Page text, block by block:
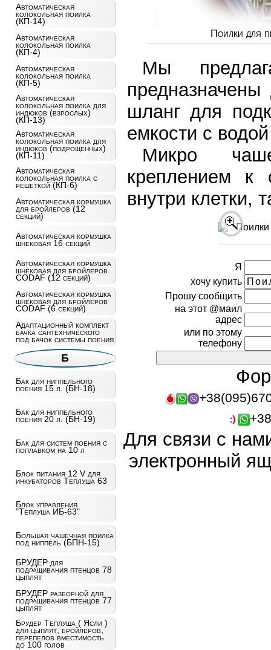
Автоматическая
колокольная поилка
(КП-14)
Автоматическая
колокольная поилка
(КП-4)
Автоматическая
колокольная поилка
(КП-5)
Автоматическая
колокольная поилка для
индюков (взрослых)
(КП-13)
Автоматическая
колокольная поилка для
индюков (подрощенных)
(КП-11)
Автоматическая
колокольная поилка с
решеткой (КП-6)
Автоматическая кормушка
для бройлеров (12
секций)
Автоматическая кормушка
шнековая 16 секций
Автоматическая кормушка
шнековая для бройлеров
CODAF (12 секций)
Автоматическая кормушка
шнековая для бройлеров
CODAF (6 секций)
Адаптационный комплект
бачка сантехнического
под бачок системы поения
Б
Бак для ниппельного
поения 15 л. (БН-18)
Бак для ниппельного
поения 20 л. (БН-19)
Бак для систем поения с
поплавком на 10 л
Блок питания 12 V для
инкубаторов Теплуша 63
Блок управления
"Теплуша ИБ-63"
Большая чашечная поилка
под ниппель (БПН-15)
БРУДЕР для
подращивания птенцов 78
цыплят
БРУДЕР разборной для
подращивания птенцов 77
цыплят
Брудер Теплуша ( Ясли )
для цыплят, бройлеров,
перепелов вместимость
до 100 голов
Поилки для
Мы
шланг для
емкости с водой
Микро
креплением к
внутри клетки,
Я
хочу купить
Прошу сообщить
на этот @маил
адрес
или по этому
телефону
Для связи с
электронный